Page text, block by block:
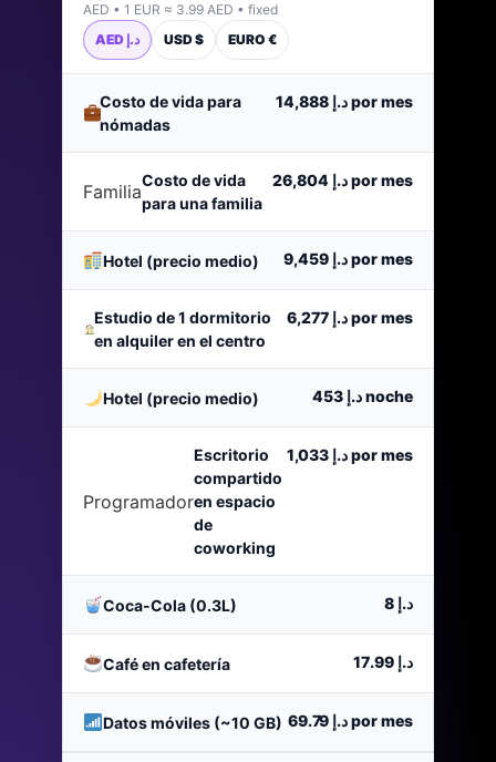
AED • 1 EUR ≈ 3.99 AED • fixed
AED د.إ
USD $ EURO €
Costo de vida para
nómadas
د.إ 14,888por mes
Familia
Costo de vida
para una familia
د.إ 26,804por mes
Hotel (precio medio) د.إ 9,459por mes
Estudio de 1 dormitorio
en alquiler en el centro
د.إ 6,277por mes
Hotel (precio medio) د.إ 453noche
Programador
Escritorio
compartido
en espacio
de
coworking
د.إ 1,033por mes
Coca-Cola (0.3L) د.إ 8
Café en cafetería د.إ 17.99
Datos móviles (~10 GB) د.إ 69.79por mes